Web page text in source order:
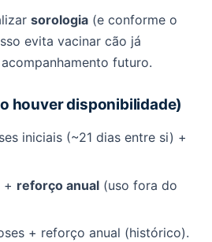
sorologia (e conforme o
evita vacinar cão já
futuro.
houver disponibilidade)
iniciais (~21 dias entre si) +
+ reforço anual (uso fora do
+ reforço anual (histórico).